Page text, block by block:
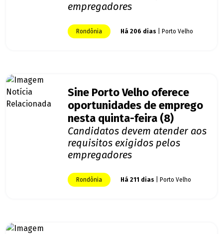
empregadores
Rondônia Há 206 dias | Porto Velho
Sine Porto Velho oferece
oportunidades de emprego
nesta quinta-feira (8)
Candidatos devem atender aos
requisitos exigidos pelos
empregadores
Rondônia Há 211 dias | Porto Velho